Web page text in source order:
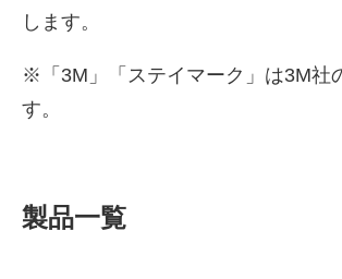
します。
※「3M」「ステイマーク」は3M社
す。
製品一覧